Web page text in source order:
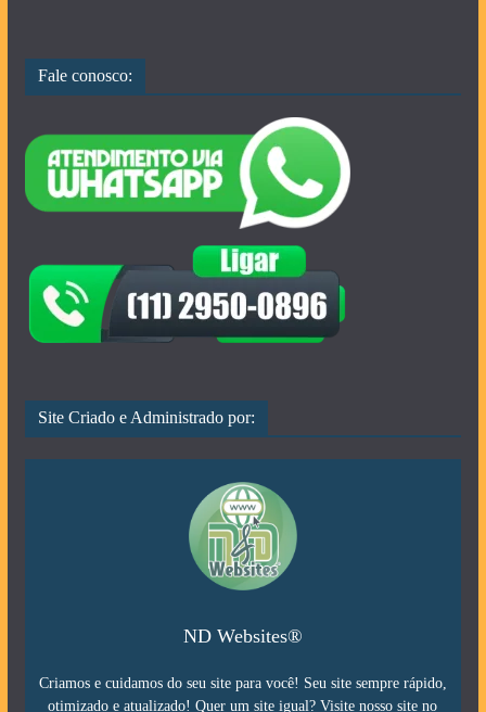
Fale conosco:
Site Criado e Administrado por:
ND Websites®
Criamos e cuidamos do seu site para você! Seu site sempre rápido,
otimizado e atualizado! Quer um site igual? Visite nosso site no